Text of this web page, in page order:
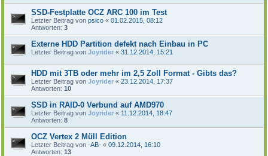
SSD-Festplatte OCZ ARC 100 im Test
Letzter Beitrag von psico « 01.02.2015, 08:12
Antworten: 3
Externe HDD Partition defekt nach Einbau in PC
Letzter Beitrag von Joyrider « 31.12.2014, 15:21
HDD mit 3TB oder mehr im 2,5 Zoll Format - Gibts das?
Letzter Beitrag von Joyrider « 23.12.2014, 17:37
Antworten: 10
SSD in RAID-0 Verbund auf AMD970
Letzter Beitrag von Joyrider « 11.12.2014, 18:47
Antworten: 8
OCZ Vertex 2 Müll Edition
Letzter Beitrag von -AB- « 09.12.2014, 16:10
Antworten: 13